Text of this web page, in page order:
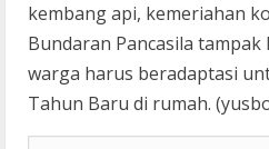
kembang api, kemeriahan
Bundaran Pancasila
warga harus beradaptasi
Tahun Baru di rumah.